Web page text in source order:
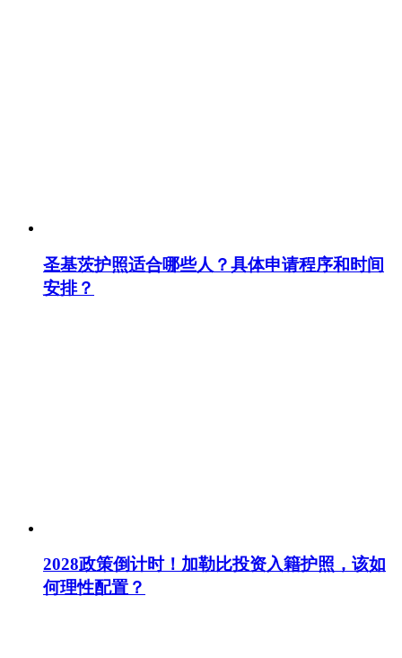
圣基茨护照适合哪些人？具体申请程序和时间
安排？
2028政策倒计时！加勒比投资入籍护照，该如
何理性配置？